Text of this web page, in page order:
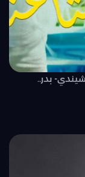
بدر..